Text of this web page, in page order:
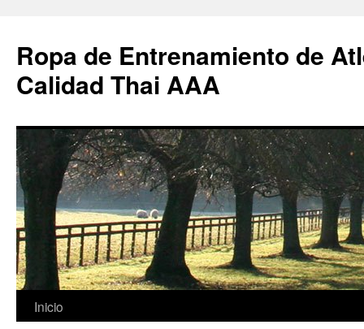
Ropa de Entrenamiento de
Calidad Thai AAA
Saltar
Inicio